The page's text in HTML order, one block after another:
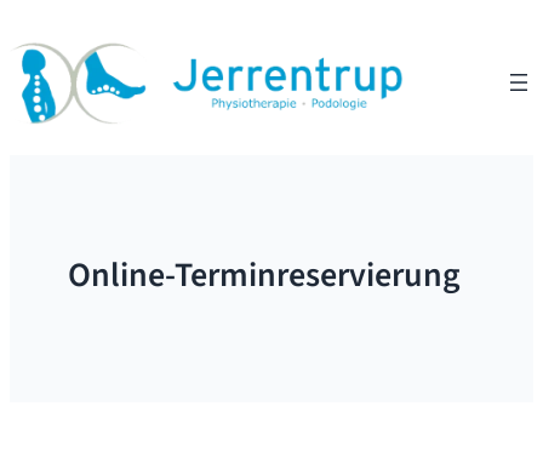
Inhalt
springen
Online-Terminreservierung